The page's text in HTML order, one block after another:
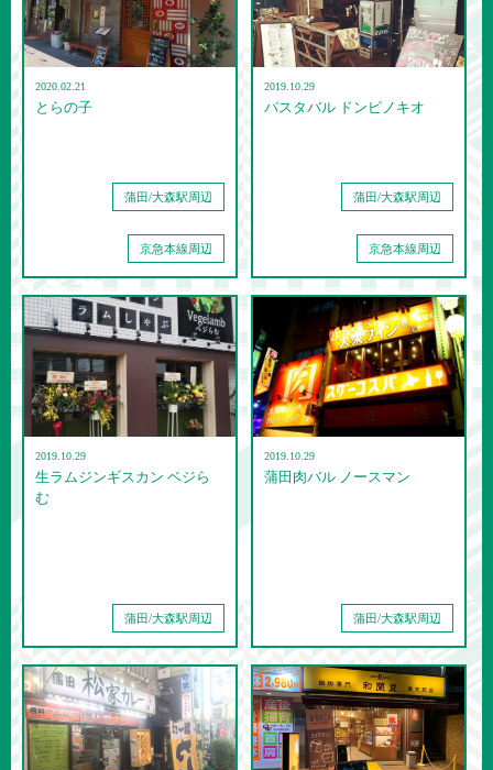
2020.02.21
とらの子
蒲田/大森駅周辺
京急本線周辺
2019.10.29
パスタバル ドンピノキオ
蒲田/大森駅周辺
京急本線周辺
2019.10.29
生ラムジンギスカン ベジら
む
蒲田/大森駅周辺
2019.10.29
蒲田肉バル ノースマン
蒲田/大森駅周辺